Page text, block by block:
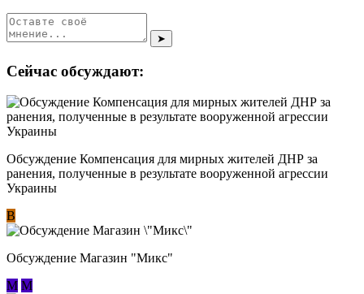
➤
Сейчас обсуждают:
Обсуждение Компенсация для мирных жителей ДНР за
ранения, полученные в результате вооруженной агрессии
Украины
В
Обсуждение Магазин "Микс"
М М